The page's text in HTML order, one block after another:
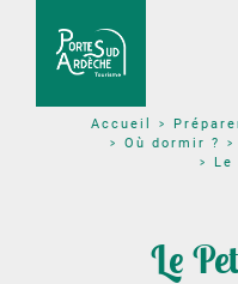
Accueil
Où dormir ?
Le
Le